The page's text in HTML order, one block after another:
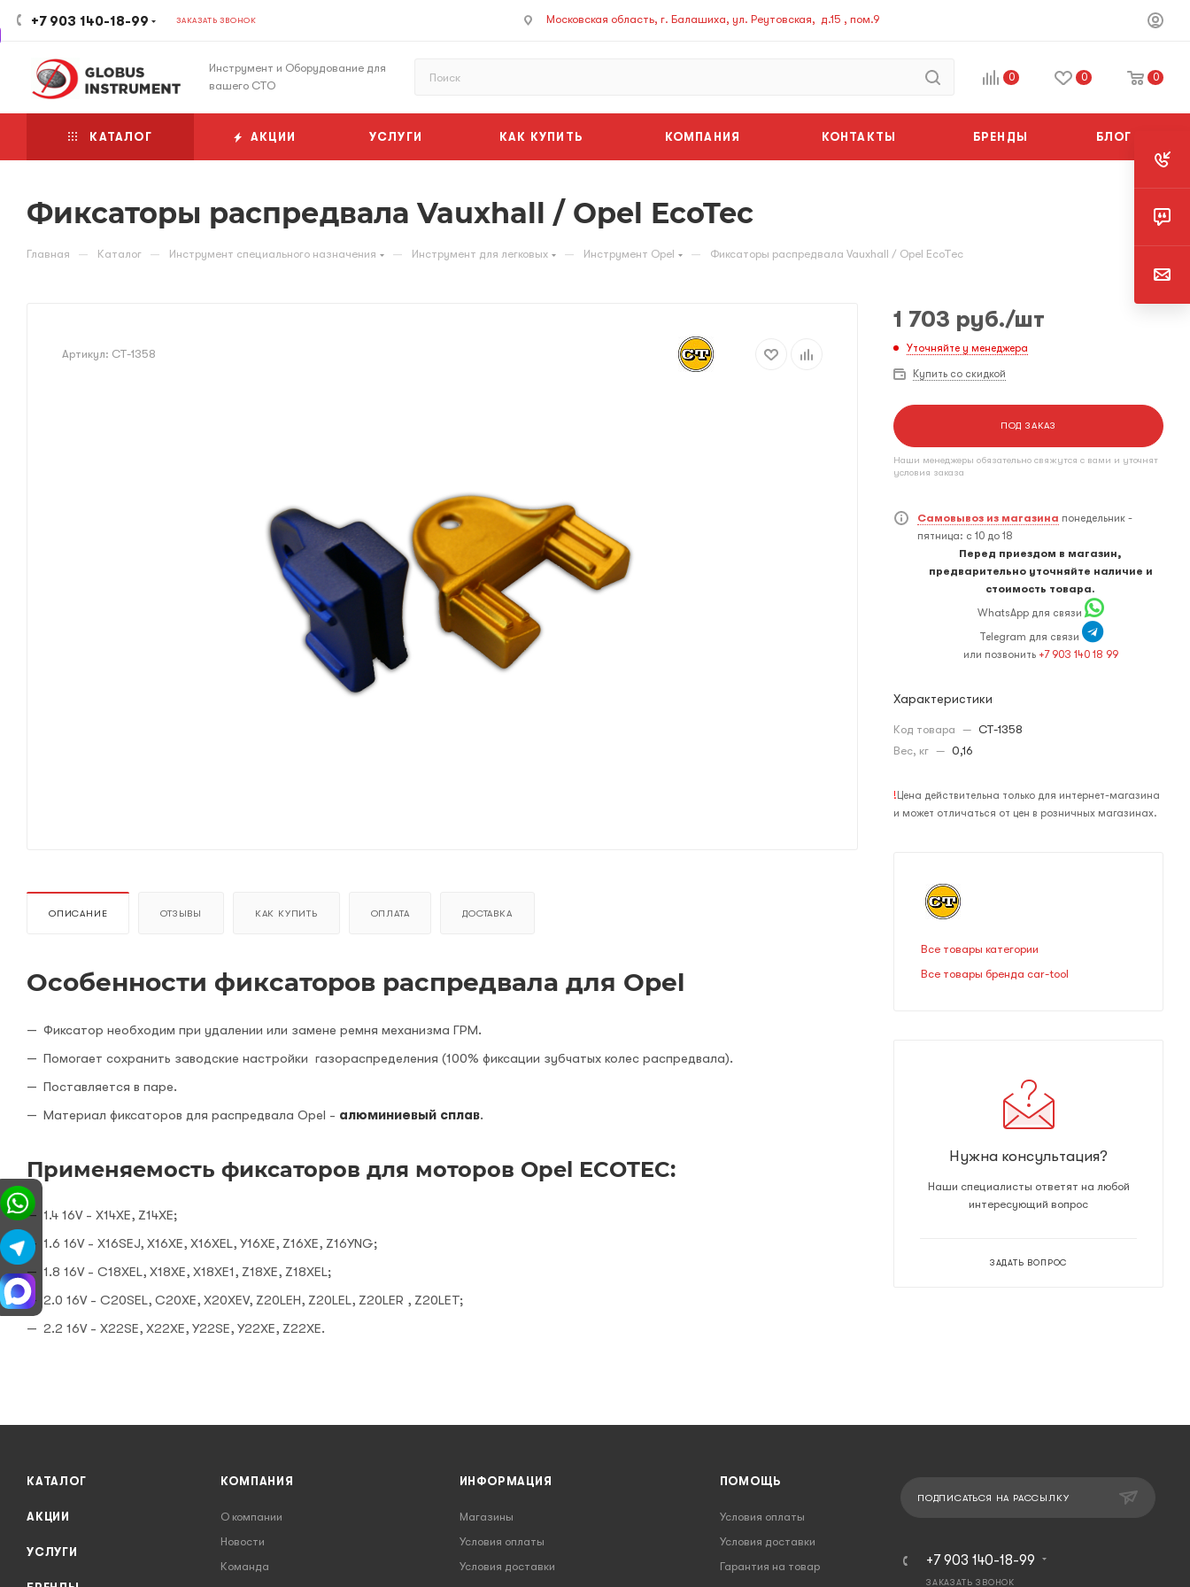
+7 903 140-18-99 ЗАКАЗАТЬ ЗВОНОК Московская область, г. Балашиха, ул. Реутовская, д.15 , пом.9
Инструмент и Оборудование для
вашего СТО
0 0 0
КАТАЛОГ АКЦИИ УСЛУГИ КАК КУПИТЬ КОМПАНИЯ КОНТАКТЫ БРЕНДЫ БЛОГ
Фиксаторы распредвала Vauxhall / Opel EcoTec
Главная — Каталог — Инструмент специального назначения — Инструмент для легковых — Инструмент Opel — Фиксаторы распредвала Vauxhall / Opel EcoTec
Артикул: CT-1358
ОПИСАНИЕ ОТЗЫВЫ КАК КУПИТЬ ОПЛАТА ДОСТАВКА
Особенности фиксаторов распредвала для Opel
Фиксатор необходим при удалении или замене ремня механизма ГРМ.
Помогает сохранить заводские настройки газораспределения (100% фиксации зубчатых колес распредвала).
Поставляется в паре.
Материал фиксаторов для распредвала Opel - алюминиевый сплав.
Применяемость фиксаторов для моторов Opel ECOTEC:
1.4 16V - X14XE, Z14XE;
1.6 16V - X16SEJ, X16XE, X16XEL, Y16XE, Z16XE, Z16YNG;
1.8 16V - C18XEL, X18XE, X18XE1, Z18XE, Z18XEL;
2.0 16V - C20SEL, C20XE, X20XEV, Z20LEH, Z20LEL, Z20LER , Z20LET;
2.2 16V - X22SE, X22XE, Y22SE, Y22XE, Z22XE.
1 703 руб./шт
Уточняйте у менеджера
Купить со скидкой
ПОД ЗАКАЗ
Наши менеджеры обязательно свяжутся с вами и уточнят
условия заказа
Самовывоз из магазина понедельник -
пятница: с 10 до 18
Перед приездом в магазин,
предварительно уточняйте наличие и
стоимость товара.
WhatsApp для связи
Telegram для связи
или позвонить +7 903 140 18 99
Характеристики
Код товара — CT-1358
Вес, кг — 0,16
! Цена действительна только для интернет-магазина
и может отличаться от цен в розничных магазинах.
Все товары категории
Все товары бренда car-tool
Нужна консультация?
Наши специалисты ответят на любой
интересующий вопрос
ЗАДАТЬ ВОПРОС
КАТАЛОГ
АКЦИИ
УСЛУГИ
КОМПАНИЯ
О компании
Новости
Команда
ИНФОРМАЦИЯ
Магазины
Условия оплаты
Условия доставки
ПОМОЩЬ
Условия оплаты
Условия доставки
Гарантия на товар
ПОДПИСАТЬСЯ НА РАССЫЛКУ
+7 903 140-18-99
ЗАКАЗАТЬ ЗВОНОК